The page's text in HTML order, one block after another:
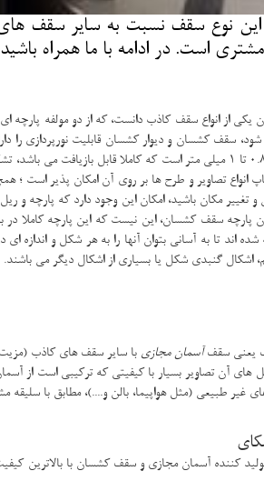
نوع سقف نسبت به سایر سقف های
است. در ادامه با ما همراه
یکی از انواع سقف کاذب دانست، که از دو مولفه
های مجاز به ضخامت 0.8 تا 1 میلی متر است که کاملا
تصاویر و طرح ها بر روی آن امکان پذیر است ؛
و تغییر مکان باشید، امکان این وجود دارد که پارچه
پارچه سقف کشسان، این نیست که این پارچه
اشکال گنبدی شکل یا بسیاری از اشکال دیگر می باشند.
یعنی سقفآسمان مجازی با سایر سقف های کاذب
آن تصاویر بسیار با کیفیتی که ترکیبی است از
غیر طبیعی (مثل هواپیما، بالن و....)، مطابق با
کننده آسمان مجازی و سقف کشسان با بالاترین